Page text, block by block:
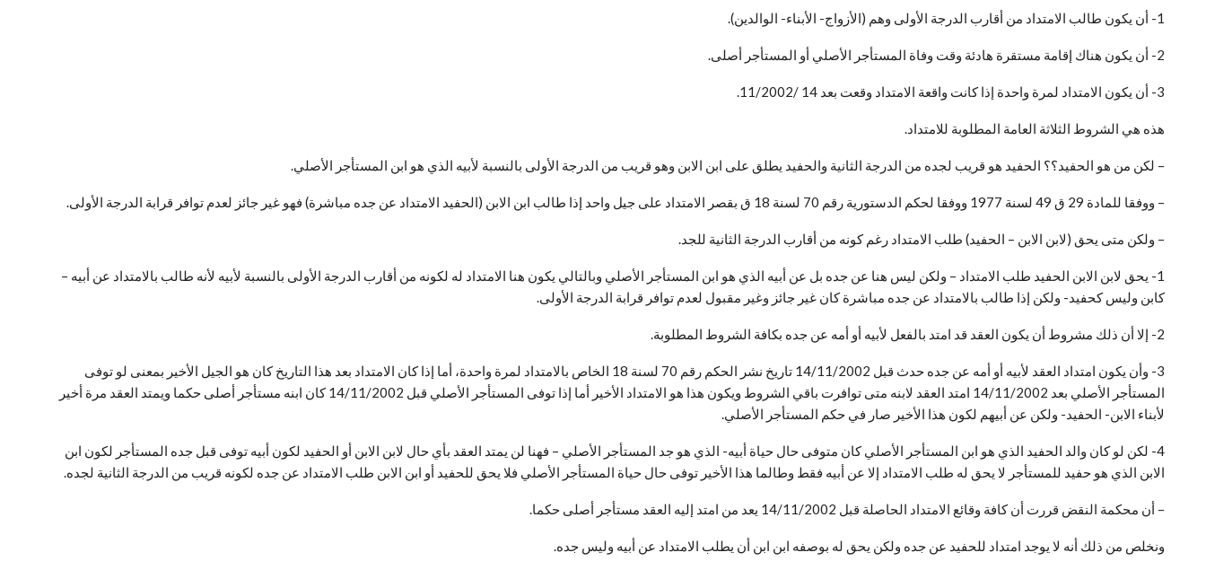
1- أن يكون طالب الامتداد من أقارب الدرجة الأولى وهم (الأزواج- الأبناء- الوالدين).
2- أن يكون هناك إقامة مستقرة هادئة وقت وفاة المستأجر الأصلي أو المستأجر أصلى.
3- أن يكون الامتداد لمرة واحدة إذا كانت واقعة الامتداد وقعت بعد 14 /11/2002.
هذه هي الشروط الثلاثة العامة المطلوبة للامتداد.
– لكن من هو الحفيد؟؟ الحفيد هو قريب لجده من الدرجة الثانية والحفيد يطلق على ابن الابن وهو قريب من الدرجة الأولى بالنسبة لأبيه الذي هو ابن المستأجر الأصلي.
– ووفقا للمادة 29 ق 49 لسنة 1977 ووفقا لحكم الدستورية رقم 70 لسنة 18 ق بقصر الامتداد على جيل واحد إذا طالب ابن الابن (الحفيد الامتداد عن جده مباشرة) فهو غير جائز لعدم توافر قرابة الدرجة الأولى.
– ولكن متى يحق (لابن الابن – الحفيد) طلب الامتداد رغم كونه من أقارب الدرجة الثانية للجد.
1- يحق لابن الابن الحفيد طلب الامتداد – ولكن ليس هنا عن جده بل عن أبيه الذي هو ابن المستأجر الأصلي وبالتالي يكون هنا الامتداد له لكونه من أقارب الدرجة الأولى بالنسبة لأبيه لأنه طالب بالامتداد عن أبيه –
كابن وليس كحفيد- ولكن إذا طالب بالامتداد عن جده مباشرة كان غير جائز وغير مقبول لعدم توافر قرابة الدرجة الأولى.
2- إلا أن ذلك مشروط أن يكون العقد قد امتد بالفعل لأبيه أو أمه عن جده بكافة الشروط المطلوبة.
3- وأن يكون امتداد العقد لأبيه أو أمه عن جده حدث قبل 14/11/2002 تاريخ نشر الحكم رقم 70 لسنة 18 الخاص بالامتداد لمرة واحدة، أما إذا كان الامتداد بعد هذا التاريخ كان هو الجيل الأخير بمعنى لو توفى
المستأجر الأصلي بعد 14/11/2002 امتد العقد لابنه متى توافرت باقي الشروط ويكون هذا هو الامتداد الأخير أما إذا توفى المستأجر الأصلي قبل 14/11/2002 كان ابنه مستأجر أصلى حكما ويمتد العقد مرة أخير
لأبناء الابن- الحفيد- ولكن عن أبيهم لكون هذا الأخير صار في حكم المستأجر الأصلي.
4- لكن لو كان والد الحفيد الذي هو ابن المستأجر الأصلي كان متوفى حال حياة أبيه- الذي هو جد المستأجر الأصلي – فهنا لن يمتد العقد بأي حال لابن الابن أو الحفيد لكون أبيه توفى قبل جده المستأجر لكون ابن
الابن الذي هو حفيد للمستأجر لا يحق له طلب الامتداد إلا عن أبيه فقط وطالما هذا الأخير توفى حال حياة المستأجر الأصلي فلا يحق للحفيد أو ابن الابن طلب الامتداد عن جده لكونه قريب من الدرجة الثانية لجده.
– أن محكمة النقض قررت أن كافة وقائع الامتداد الحاصلة قبل 14/11/2002 يعد من امتد إليه العقد مستأجر أصلى حكما.
ونخلص من ذلك أنه لا يوجد امتداد للحفيد عن جده ولكن يحق له بوصفه ابن ابن أن يطلب الامتداد عن أبيه وليس جده.